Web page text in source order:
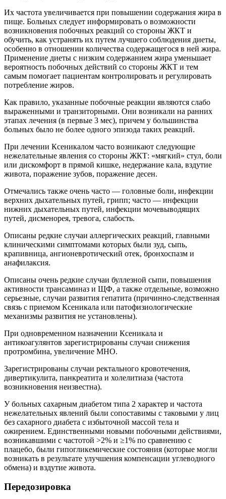
Их частота увеличивается при повышении содержания жира в
пище. Больных следует информировать о возможности
возникновения побочных реакций со стороны ЖКТ и
обучить, как устранять их путем лучшего соблюдения диеты,
особенно в отношении количества содержащегося в ней жира.
Применение диеты с низким содержанием жира уменьшает
вероятность побочных действий со стороны ЖКТ и тем
самым помогает пациентам контролировать и регулировать
потребление жиров.
Как правило, указанные побочные реакции являются слабо
выраженными и транзиторными. Они возникали на ранних
этапах лечения (в первые 3 мес), причем у большинства
больных было не более одного эпизода таких реакций.
При лечении Ксеникалом часто возникают следующие
нежелательные явления со стороны ЖКТ: «мягкий» стул, боли
или дискомфорт в прямой кишке, недержание кала, вздутие
живота, поражение зубов, поражение десен.
Отмечались также очень часто — головные боли, инфекции
верхних дыхательных путей, грипп; часто — инфекции
нижних дыхательных путей, инфекции мочевыводящих
путей, дисменорея, тревога, слабость.
Описаны редкие случаи аллергических реакций, главными
клиническими симптомами которых были зуд, сыпь,
крапивница, ангионевротический отек, бронхоспазм и
анафилаксия.
Описаны очень редкие случаи буллезной сыпи, повышения
активности трансаминаз и ЩФ, а также отдельные, возможно
серьезные, случаи развития гепатита (причинно-следственная
связь с приемом Ксеникала или патофизиологические
механизмы развития не установлены).
При одновременном назначении Ксеникала и
антикоагулянтов зарегистрированы случаи снижения
протромбина, увеличение МНO.
Зарегистрированы случаи ректального кровотечения,
дивертикулита, панкреатита и холелитиаза (частота
возникновения неизвестна).
У больных сахарным диабетом типа 2 характер и частота
нежелательных явлений были сопоставимы с таковыми у лиц
без сахарного диабета с избыточной массой тела и
ожирением. Единственными новыми побочными действиями,
возникавшими с частотой >2% и ≥1% по сравнению с
плацебо, были гипогликемические состояния (которые могли
возникать в результате улучшения компенсации углеводного
обмена) и вздутие живота.
Передозировка